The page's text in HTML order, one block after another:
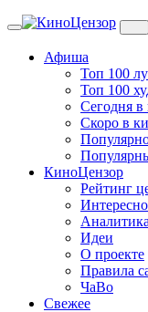
Toggle
Афиша
Топ 100
Топ 100
Сегодня в
Скоро в
КиноЦензор
Рейтинг
Аналитика
Идеи
О проекте
Правила
ЧаВо
Свежее